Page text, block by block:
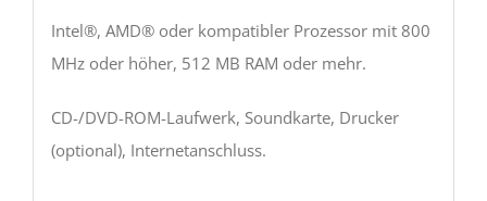
Intel®, AMD® oder kompatibler Prozessor mit 800
MHz oder höher, 512 MB RAM oder mehr.
CD-/DVD-ROM-Laufwerk, Soundkarte, Drucker
(optional), Internetanschluss.